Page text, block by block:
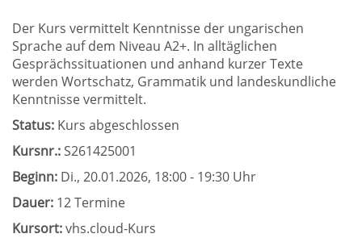
Der Kurs vermittelt Kenntnisse der ungarischen
Sprache auf dem Niveau A2+. In alltäglichen
Gesprächssituationen und anhand kurzer Texte
werden Wortschatz, Grammatik und landeskundliche
Kenntnisse vermittelt.
Status: Kurs abgeschlossen
Kursnr.:S261425001
Beginn: Di., 20.01.2026, 18:00 - 19:30 Uhr
Dauer: 12 Termine
Kursort:vhs.cloud-Kurs